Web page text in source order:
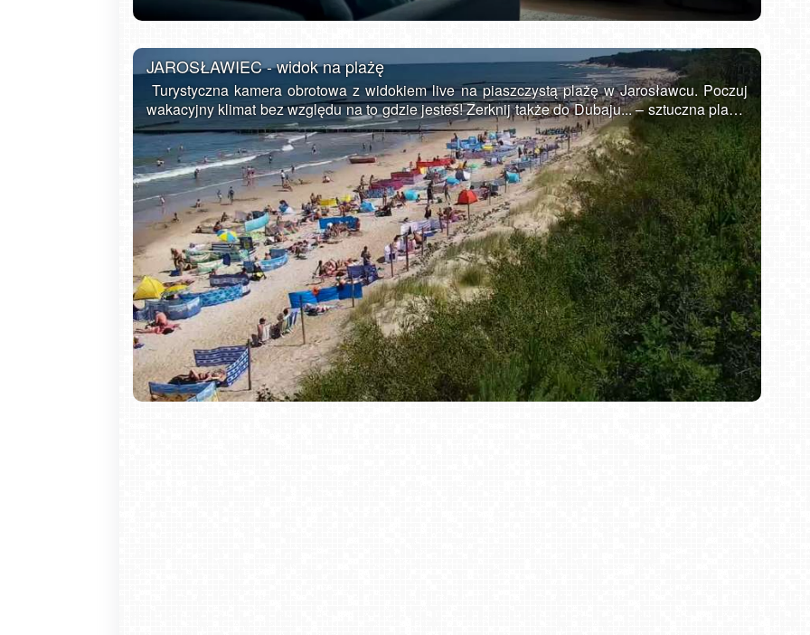
Gdańsk - Brzeźno molo DZIWNÓW - widok na plażę
JAROSŁAWIEC - widok na plażę
Turystyczna kamera obrotowa z widokiem live na piaszczystą plażę w Jarosławcu. Poczuj
wakacyjny klimat bez względu na to gdzie jesteś! Zerknij także do Dubaju... – sztuczna plaża.
Jarosławiec to letniskowa wieś położona w województwie zachodniopomorskim na Wybrzeżu
Słowińskim nad Bałtykiem pomiędzy miastami Ustka i Darłowo. Posiada bardzo
rozbudowaną bazę noclegową i gastronomiczną, co pozwala przyjąć rzesze turystów w
sezonie letnim. Dzięki szerokim plażom oraz sporej liczbie atrakcji każdy znajdzie tu coś dla
siebie. Jak na typową miejscowość turystyczną, Jarosławiec ma do zaoferowania naprawdę
wiele. Oprócz zażywania kąpieli słonecznych na pięknej plaży, czy wodnej zabawie w
Bałtyku, można tu odwiedzić Muzeum Bursztynu, bądź oglądać wspaniałe widoki z 33
metrowej zabytkowej latarni morskiej z 1838 roku. W pobliżu czyste, zielone lasy z licznymi
ścieżkami pieszymi i rowerowymi. Ponadto, nieco na wschód znajduje się polodowcowe
jezioro Wicko, gdzie można popływać żaglówkami bądź rowerkami wodnymi. Miejscowi
zachęcają także do uprawiania jazdy konnej, bądź wybrania się z całą rodziną do aquaparku.
Nie marnuj czasu. Sprawdź prognozę i ruszaj na urlop. Pozwól by nasza kamera pomogła Ci
przywołać wspomnienia z wakacji.
Krupówki - widok na deptak Bielsko-Biała Plac Wojska Polskiego NOWOŚĆ